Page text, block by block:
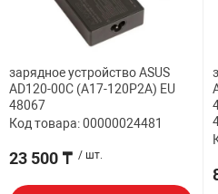
зарядное устройство ASUS
AD120-00C (A17-120P2A) EU
48067
Код товара: 00000024481
23 500 ₸ / шт.